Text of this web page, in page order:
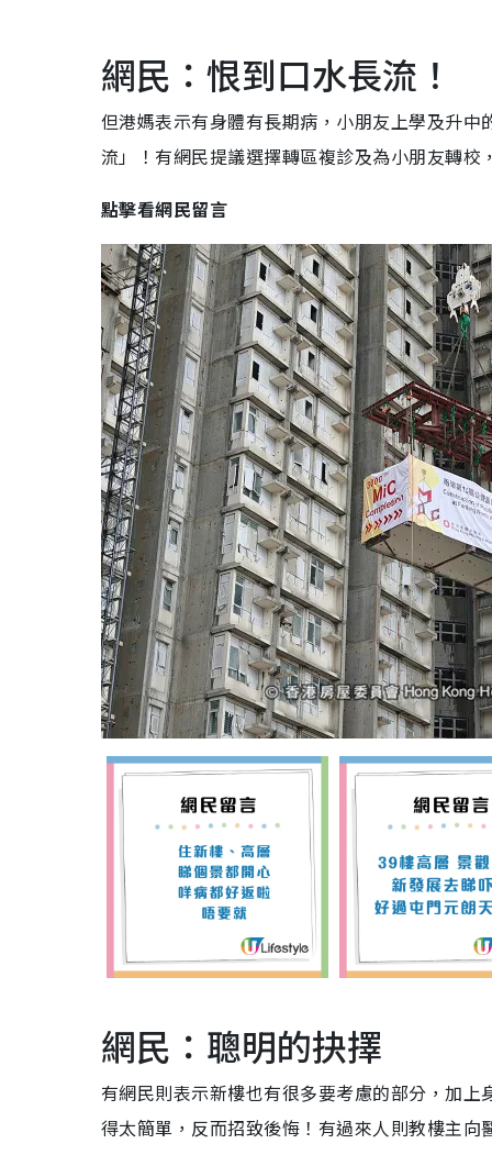
網民：恨到口水長流！
但港媽表示有身體有長期病，小朋友上學及升
流」！有網民提議選擇轉區複診及為小朋友轉
點擊看網民留言
網民：聰明的抉擇
有網民則表示新樓也有很多要考慮的部分，加
得太簡單，反而招致後悔！有過來人則教樓主